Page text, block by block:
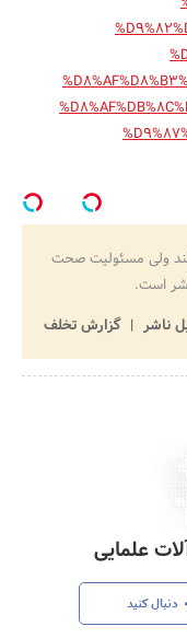
ولی مسئولیت صحت
است.
ناشر
گزارش تخلف
علمایی
دنبال کنید